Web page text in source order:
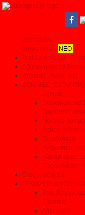
κατηγορίες
αυτοκινήτων ΝΕΟ
Test Συνεργείων - Το
Αξίζουν ή δεν αξίζουν
Απόψεις - Αναλύσεις
ΔΟΚΙΜΕΣ -
Δοκιμές
Αποκαλυπτικά
Συγκριτικά
Μεγάλες
Αρθρα &
Τα καλύτερα
Αγοραστικά
Ηλεκτρικά
Παρουσιάσεις
Όλες οι ειδήσεις
ΠΡΟΙΟΝΤΑ &
Βρες
Ελαστικά
After sales